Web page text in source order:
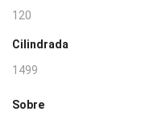
120
Cilindrada
1499
Sobre